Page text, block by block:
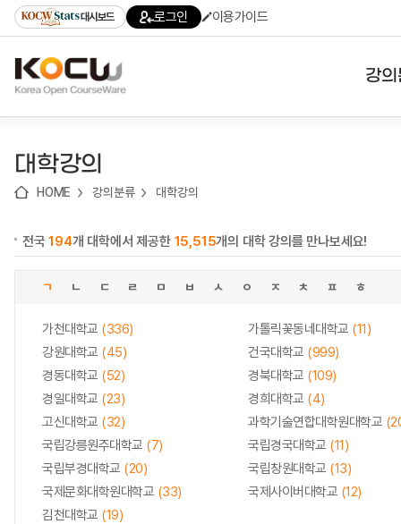
기
기
기
content)
가
대시보드 로그인 이용가이드
강
대학강의
HOME 강의분류 대학강의
전국194개 대학에서 제공한 15,515개의 대학 강의를 만나보세요!
ㄱ ㄴ ㄷ ㄹ ㅁ ㅂ ㅅ ㅇ ㅈ ㅊ ㅍ ㅎ
가천대학교 (336) 가톨릭꽃동네대학교 (11)
강원대학교 (45) 건국대학교 (999)
경동대학교 (52) 경북대학교 (109)
경일대학교 (23) 경희대학교 (4)
고신대학교 (32) 과학기술연합대학원대학교
국립강릉원주대학교 (7) 국립경국대학교 (11)
국립부경대학교 (20) 국립창원대학교 (13)
국제문화대학원대학교 (33) 국제사이버대학교 (12)
김천대학교 (19)